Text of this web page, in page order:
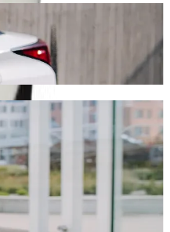
i koštati otprilike 19,20 AZN